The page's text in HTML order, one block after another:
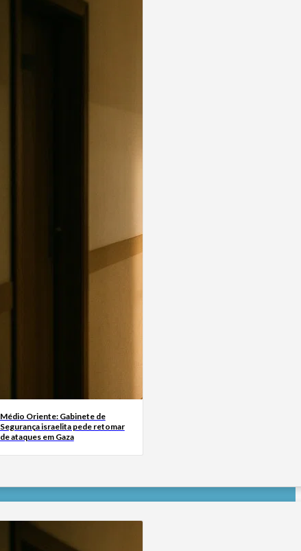
Médio Oriente: Gabinete de
Segurança israelita pede retomar
de ataques em Gaza